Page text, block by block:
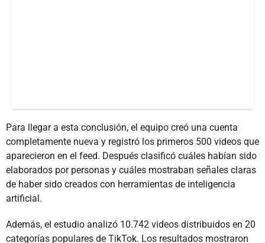
Para llegar a esta conclusión, el equipo creó una cuenta
completamente nueva y registró los primeros 500 videos que
aparecieron en el feed. Después clasificó cuáles habían sido
elaborados por personas y cuáles mostraban señales claras
de haber sido creados con herramientas de inteligencia
artificial.
Además, el estudio analizó 10.742 videos distribuidos en 20
categorías populares de TikTok. Los resultados mostraron